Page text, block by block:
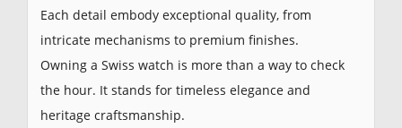
Each detail embody exceptional quality, from
intricate mechanisms to premium finishes.
Owning a Swiss watch is more than a way to check
the hour. It stands for timeless elegance and
heritage craftsmanship.